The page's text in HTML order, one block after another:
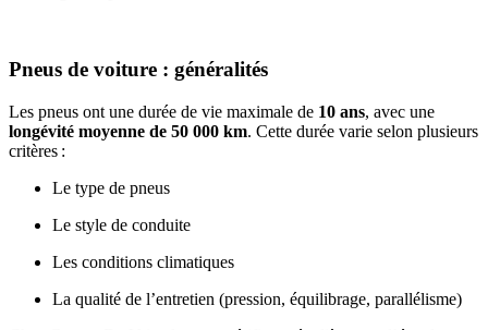
Pneus de voiture : généralités
Les pneus ont une durée de vie maximale de 10 ans, avec une
longévité moyenne de 50 000 km. Cette durée varie selon plusieurs
critères :
Le type de pneus
Le style de conduite
Les conditions climatiques
La qualité de l’entretien (pression, équilibrage, parallélisme)